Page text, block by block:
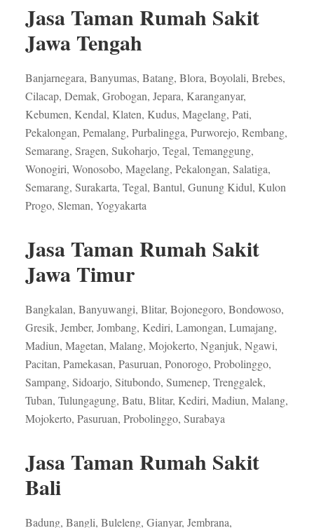
Jasa Taman Rumah Sakit
Jawa Tengah
Banjarnegara, Banyumas, Batang, Blora, Boyolali, Brebes,
Cilacap, Demak, Grobogan, Jepara, Karanganyar,
Kebumen, Kendal, Klaten, Kudus, Magelang, Pati,
Pekalongan, Pemalang, Purbalingga, Purworejo, Rembang,
Semarang, Sragen, Sukoharjo, Tegal, Temanggung,
Wonogiri, Wonosobo, Magelang, Pekalongan, Salatiga,
Semarang, Surakarta, Tegal, Bantul, Gunung Kidul, Kulon
Progo, Sleman, Yogyakarta
Jasa Taman Rumah Sakit
Jawa Timur
Bangkalan, Banyuwangi, Blitar, Bojonegoro, Bondowoso,
Gresik, Jember, Jombang, Kediri, Lamongan, Lumajang,
Madiun, Magetan, Malang, Mojokerto, Nganjuk, Ngawi,
Pacitan, Pamekasan, Pasuruan, Ponorogo, Probolinggo,
Sampang, Sidoarjo, Situbondo, Sumenep, Trenggalek,
Tuban, Tulungagung, Batu, Blitar, Kediri, Madiun, Malang,
Mojokerto, Pasuruan, Probolinggo, Surabaya
Jasa Taman Rumah Sakit
Bali
Badung, Bangli, Buleleng, Gianyar, Jembrana,